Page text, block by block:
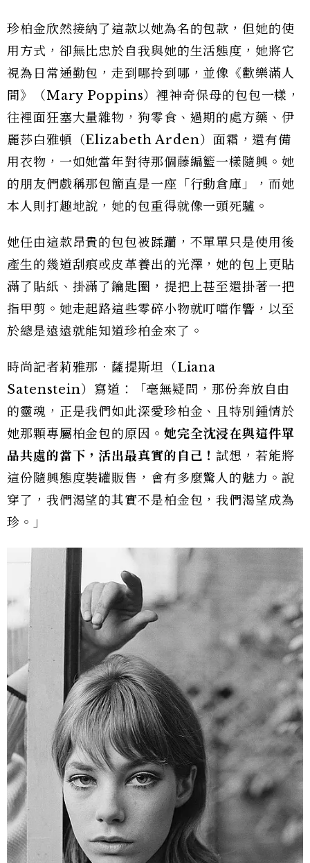
珍柏金欣然接納了這款以她為名的包款，但她的使
用方式，卻無比忠於自我與她的生活態度，她將它
視為日常通勤包，走到哪拎到哪，並像《歡樂滿人
間》（Mary Poppins）裡神奇保母的包包一樣，
往裡面狂塞大量雜物，狗零食、過期的處方藥、伊
麗莎白雅頓（Elizabeth Arden）面霜，還有備
用衣物，一如她當年對待那個藤編籃一樣隨興。她
的朋友們戲稱那包簡直是一座「行動倉庫」，而她
本人則打趣地說，她的包重得就像一頭死驢。
她任由這款昂貴的包包被蹂躪，不單單只是使用後
產生的幾道刮痕或皮革養出的光澤，她的包上更貼
滿了貼紙、掛滿了鑰匙圈，提把上甚至還掛著一把
指甲剪。她走起路這些零碎小物就叮噹作響，以至
於總是遠遠就能知道珍柏金來了。
時尚記者莉雅那．薩提斯坦（Liana
Satenstein）寫道：「毫無疑問，那份奔放自由
的靈魂，正是我們如此深愛珍柏金、且特別鍾情於
她那顆專屬柏金包的原因。 她完全沈浸在與這件單
品共處的當下，活出最真實的自己！試想，若能將
這份隨興態度裝罐販售，會有多麼驚人的魅力。說
穿了，我們渴望的其實不是柏金包，我們渴望成為
珍。」